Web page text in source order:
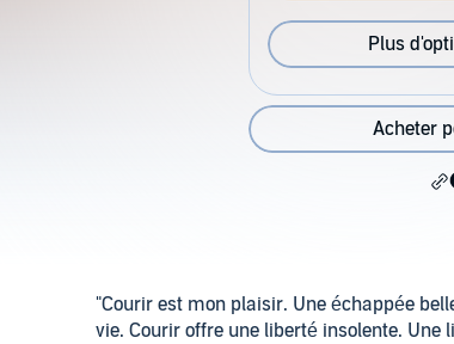
Plus
Acheter
"Courir est mon plaisir. Une échappée
vie. Courir offre une liberté insolente.